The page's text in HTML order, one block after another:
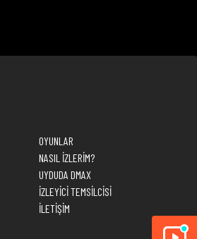
OYUNLAR
NASIL İZLERİM?
UYDUDA DMAX
İZLEYİCİ TEMSİLCİSİ
İLETİŞİM